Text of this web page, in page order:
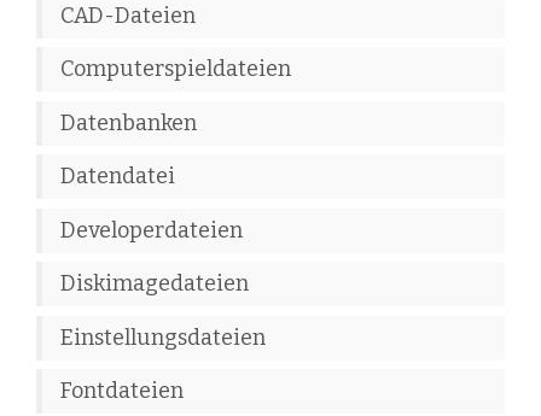
CAD-Dateien
Computerspieldateien
Datenbanken
Datendatei
Developerdateien
Diskimagedateien
Einstellungsdateien
Fontdateien